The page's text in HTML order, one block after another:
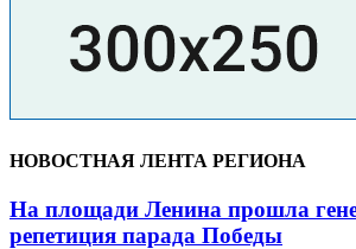
НОВОСТНАЯ ЛЕНТА РЕГИОНА
На площади Ленина прошла
репетиция парада Победы